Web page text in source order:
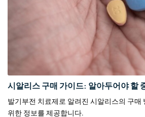
시알리스 구매 가이드: 알아두어야 할
발기부전 치료제로 알려진 시알리스의 구매
위한 정보를 제공합니다.